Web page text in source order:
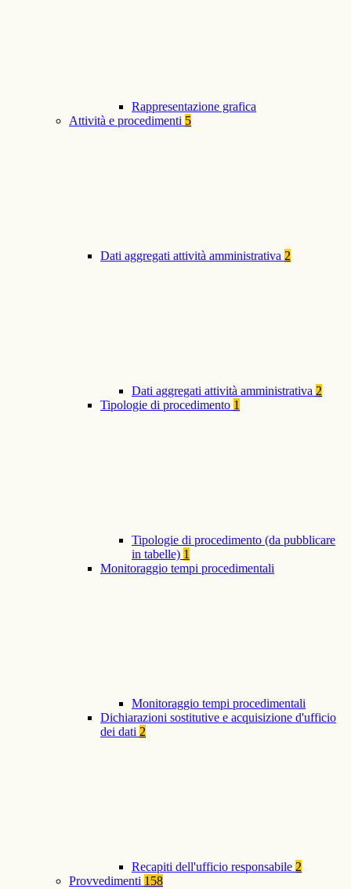
Rappresentazione grafica
Attività e procedimenti 5
Dati aggregati attività amministrativa 2
Dati aggregati attività amministrativa 2
Tipologie di procedimento 1
Tipologie di procedimento (da pubblicare
in tabelle) 1
Monitoraggio tempi procedimentali
Monitoraggio tempi procedimentali
Dichiarazioni sostitutive e acquisizione d'ufficio
dei dati 2
Recapiti dell'ufficio responsabile 2
Provvedimenti 158